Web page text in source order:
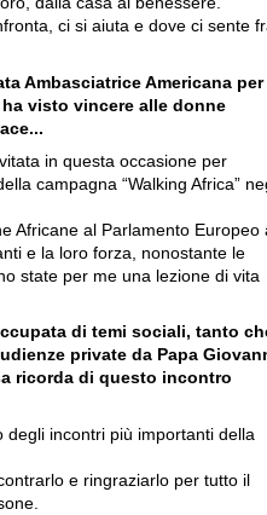
ci si aiuta e dove ci sente
Ambasciatrice Americana per
visto vincere alle donne
in questa occasione per
campagna “Walking Africa”
Africane al Parlamento Europeo
e la loro forza, nonostante le
state per me una lezione di vita
di temi sociali, tanto
private da Papa
ricorda di questo incontro
degli incontri più importanti della
e ringraziarlo per tutto il